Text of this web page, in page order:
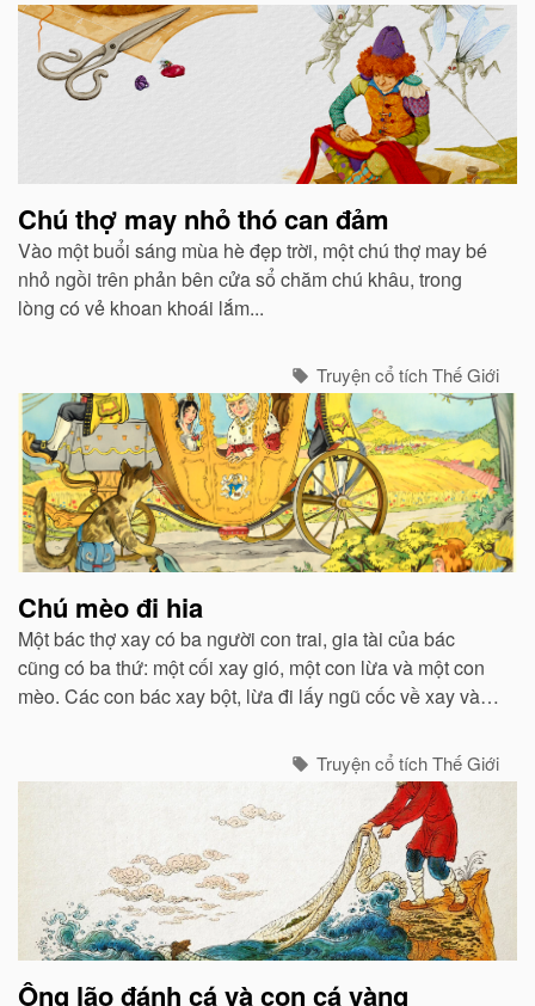
Chú thợ may nhỏ thó can đảm
Vào một buổi sáng mùa hè đẹp trời, một chú thợ may bé
nhỏ ngồi trên phản bên cửa sổ chăm chú khâu, trong
lòng có vẻ khoan khoái lắm...
Truyện cổ tích Thế Giới
Chú mèo đi hia
Một bác thợ xay có ba người con trai, gia tài của bác
cũng có ba thứ: một cối xay gió, một con lừa và một con
mèo. Các con bác xay bột, lừa đi lấy ngũ cốc về xay và
Truyện cổ tích Thế Giới
Ông lão đánh cá và con cá vàng